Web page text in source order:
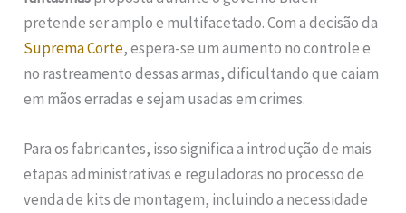
pretende ser amplo e multifacetado. Com a decisão da
Suprema Corte, espera-se um aumento no controle e
no rastreamento dessas armas, dificultando que caiam
em mãos erradas e sejam usadas em crimes.
Para os fabricantes, isso significa a introdução de mais
etapas administrativas e reguladoras no processo de
venda de kits de montagem, incluindo a necessidade